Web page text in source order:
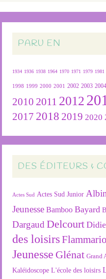
PARU EN
1934 1936 1938 1964 1970 1971 1979 1981
1998 1999 2000 2001 2002 2003 2004
2010 2011 2012
2017 2018 2019 2020
DES ÉDITEURS &
Actes Sud Actes Sud Junior
Jeunesse Bamboo Bayard
Dargaud Delcourt
des loisirs
Jeunesse Glénat Grand
Kaléidoscope L'école des loisirs